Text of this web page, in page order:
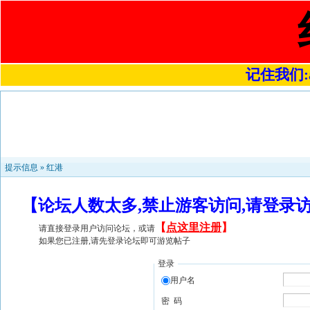
记住我们
提示信息 » 红港
【论坛人数太多,禁止游客访问,请登
请直接登录用户访问论坛，或请 【 点这里注册】
如果您已注册,请先登录论坛即可游览帖子
登录
用户名
密 码